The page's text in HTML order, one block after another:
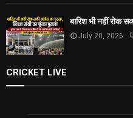
बारिश भी नहीं रोक
July 20, 2026
CRICKET LIVE